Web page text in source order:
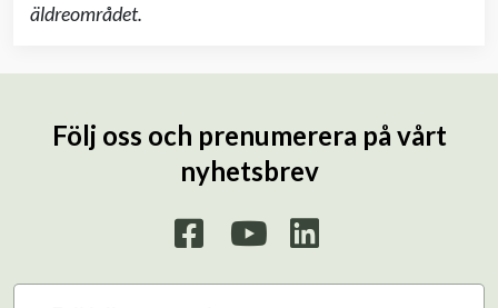
äldreområdet.
Följ oss och prenumerera på vårt
nyhetsbrev